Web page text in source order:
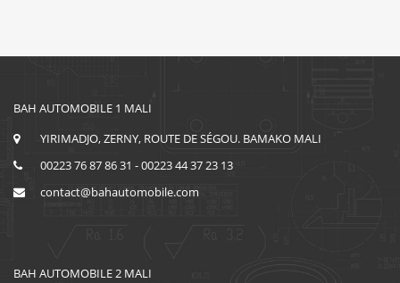
BAH AUTOMOBILE 1 MALI
YIRIMADJO, ZERNY, ROUTE DE SÉGOU. BAMAKO MALI
00223 76 87 86 31 - 00223 44 37 23 13
contact@bahautomobile.com
BAH AUTOMOBILE 2 MALI